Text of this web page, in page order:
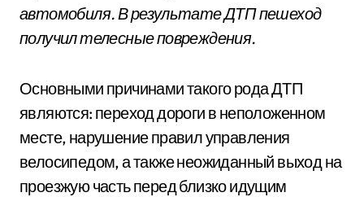
автомобиля. В результате ДТП пешеход
получил телесные повреждения.
Основными причинами такого рода ДТП
являются: переход дороги в неположенном
месте, нарушение правил управления
велосипедом, а также неожиданный выход на
проезжую часть перед близко идущим